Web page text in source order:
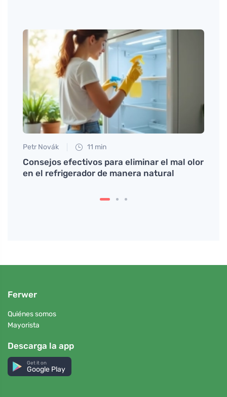
Petr Novák 11 min
Consejos efectivos para eliminar el mal olor
en el refrigerador de manera natural
Ferwer
Quiénes somos
Mayorista
Descarga la app
Get it on
Google Play